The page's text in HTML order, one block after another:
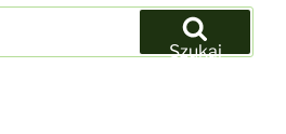
Szukaj